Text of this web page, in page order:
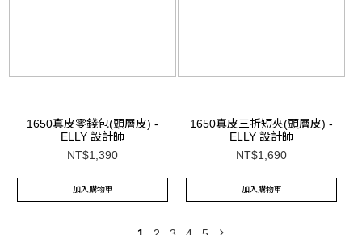
1650真皮零錢包(頭層皮) -
ELLY 設計師
NT$1,390
加入購物車
1650真皮三折短夾(頭層皮) -
ELLY 設計師
NT$1,690
加入購物車